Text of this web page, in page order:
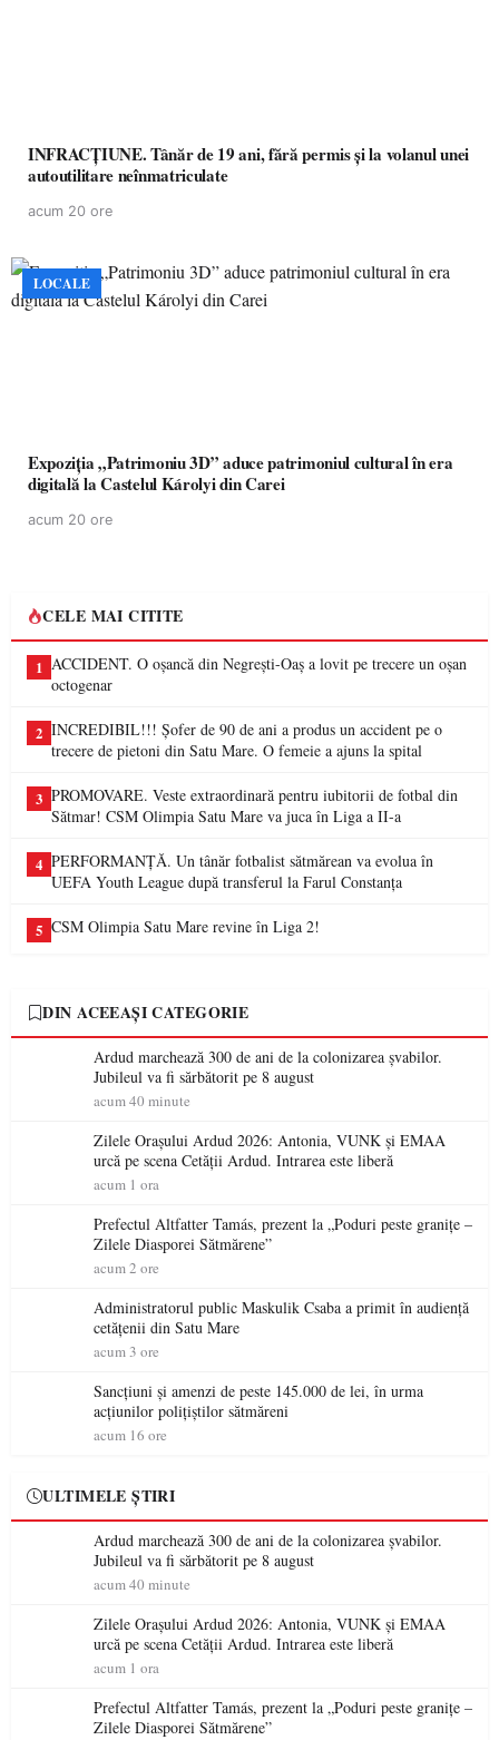
INFRACȚIUNE. Tânăr de 19 ani, fără permis și la volanul unei
autoutilitare neînmatriculate
acum 20 ore
LOCALE
Expoziția „Patrimoniu 3D” aduce patrimoniul cultural în era
digitală la Castelul Károlyi din Carei
acum 20 ore
CELE MAI CITITE
1 ACCIDENT. O oșancă din Negrești-Oaș a lovit pe trecere un oșan
octogenar
2 INCREDIBIL!!! Șofer de 90 de ani a produs un accident pe o
trecere de pietoni din Satu Mare. O femeie a ajuns la spital
3 PROMOVARE. Veste extraordinară pentru iubitorii de fotbal din
Sătmar! CSM Olimpia Satu Mare va juca în Liga a II-a
4 PERFORMANȚĂ. Un tânăr fotbalist sătmărean va evolua în
UEFA Youth League după transferul la Farul Constanța
5 CSM Olimpia Satu Mare revine în Liga 2!
DIN ACEEAȘI CATEGORIE
Ardud marchează 300 de ani de la colonizarea șvabilor.
Jubileul va fi sărbătorit pe 8 august
acum 40 minute
Zilele Orașului Ardud 2026: Antonia, VUNK și EMAA
urcă pe scena Cetății Ardud. Intrarea este liberă
acum 1 ora
Prefectul Altfatter Tamás, prezent la „Poduri peste granițe –
Zilele Diasporei Sătmărene”
acum 2 ore
Administratorul public Maskulik Csaba a primit în audiență
cetățenii din Satu Mare
acum 3 ore
Sancțiuni și amenzi de peste 145.000 de lei, în urma
acțiunilor polițiștilor sătmăreni
acum 16 ore
ULTIMELE ȘTIRI
Ardud marchează 300 de ani de la colonizarea șvabilor.
Jubileul va fi sărbătorit pe 8 august
acum 40 minute
Zilele Orașului Ardud 2026: Antonia, VUNK și EMAA
urcă pe scena Cetății Ardud. Intrarea este liberă
acum 1 ora
Prefectul Altfatter Tamás, prezent la „Poduri peste granițe –
Zilele Diasporei Sătmărene”